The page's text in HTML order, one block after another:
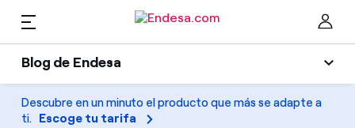
Blog de Endesa
Blog de Endesa
Hogares
ES
Descubre en un minuto el producto que más se adapte a
ti. Escoge tu tarifa